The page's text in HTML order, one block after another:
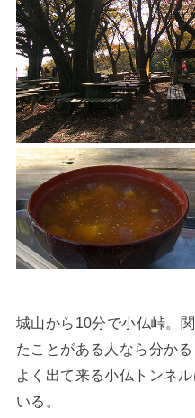
城山から10分で小仏峠。
たことがある人なら分か
よく出て来る小仏トンネ
いる。